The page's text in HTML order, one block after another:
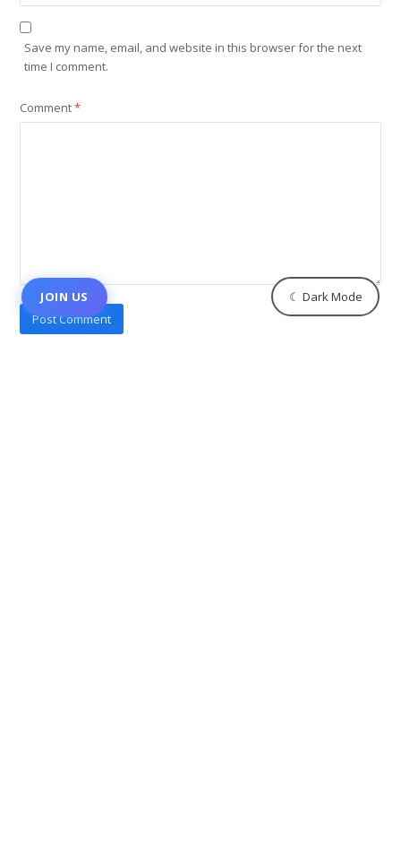
Save my name, email, and website in this browser for the next
time I comment.
Comment*
JOIN US ☾ Dark Mode